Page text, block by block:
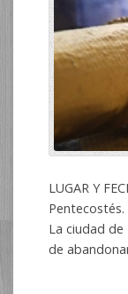
LUGAR Y
La ciudad de
de